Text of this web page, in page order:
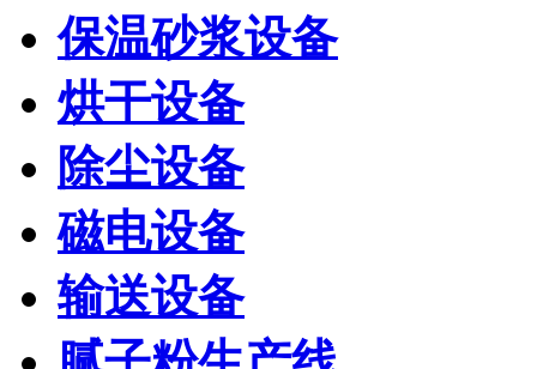
保温砂浆设备
烘干设备
除尘设备
磁电设备
输送设备